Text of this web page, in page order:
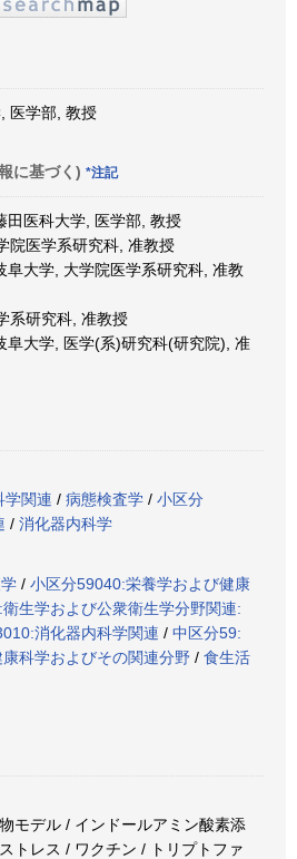
医学部, 教授
に基づく) *注記
田医科大学, 医学部, 教授
院医学系研究科, 准教授
大学, 大学院医学系研究科, 准教
系研究科, 准教授
阜大学, 医学(系)研究科(研究院), 准
学関連 / 病態検査学 / 小区分
/ 消化器内科学
/ 小区分59040:栄養学および健康
生学および公衆衛生学分野関連:
消化器内科学関連 / 中区分59:
科学およびその関連分野 / 食生活
モデル / インドールアミン酸素添
トレス / ワクチン / トリプトファ